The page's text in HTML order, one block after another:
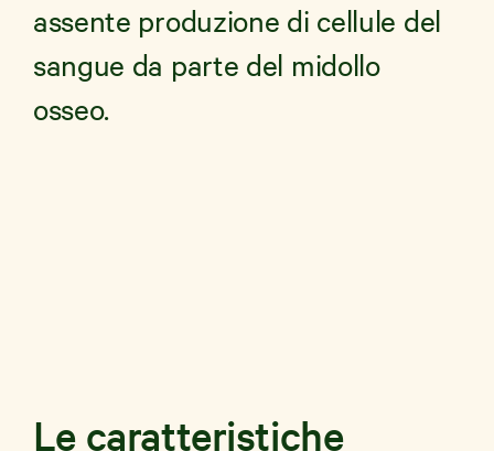
assente produzione di cellule del
sangue da parte del midollo
osseo.
Le caratteristiche